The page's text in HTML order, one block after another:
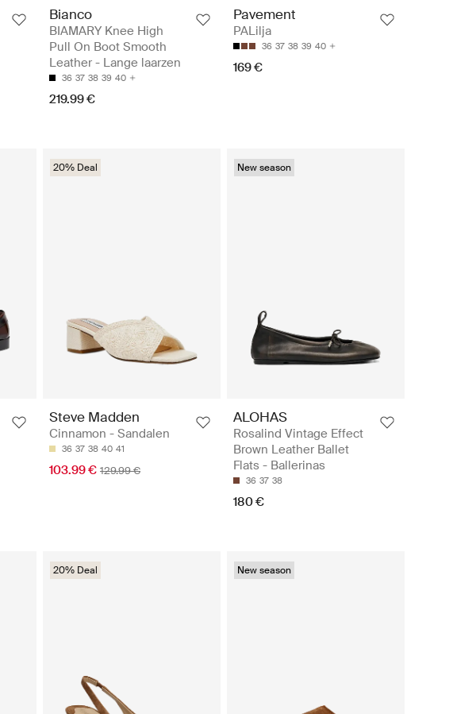
Bianco
BIAMARY Knee High
Pull On Boot Smooth
Leather - Lange laarzen
36 37 38 39 40
219.99 €
Pavement
PALilja
36 37 38 39 40
169 €
20% Deal
Steve Madden
Cinnamon - Sandalen
36 37 38 40 41
103.99 € 129.99 €
New season
ALOHAS
Rosalind Vintage Effect
Brown Leather Ballet
Flats - Ballerinas
36 37 38
180 €
20% Deal New season